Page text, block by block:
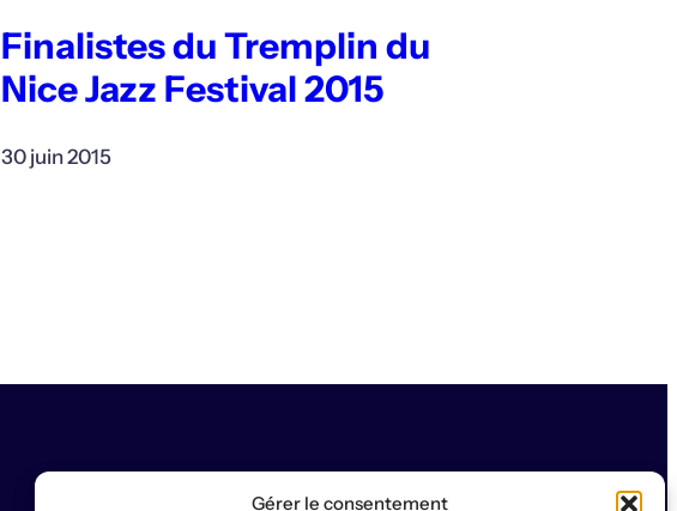
Gérer le consentement
Finalistes du Tremplin du
Nice Jazz Festival 2015
30 juin 2015